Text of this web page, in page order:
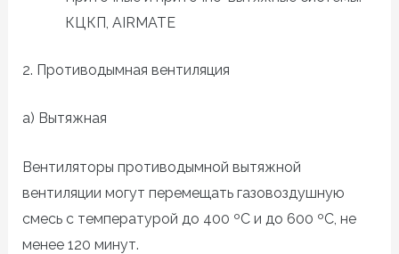
КЦКП, AIRMATE
2. Противодымная вентиляция
а) Вытяжная
Вентиляторы противодымной вытяжной
вентиляции могут перемещать газовоздушную
смесь с температурой до 400 ºC и до 600 ºC, не
менее 120 минут.